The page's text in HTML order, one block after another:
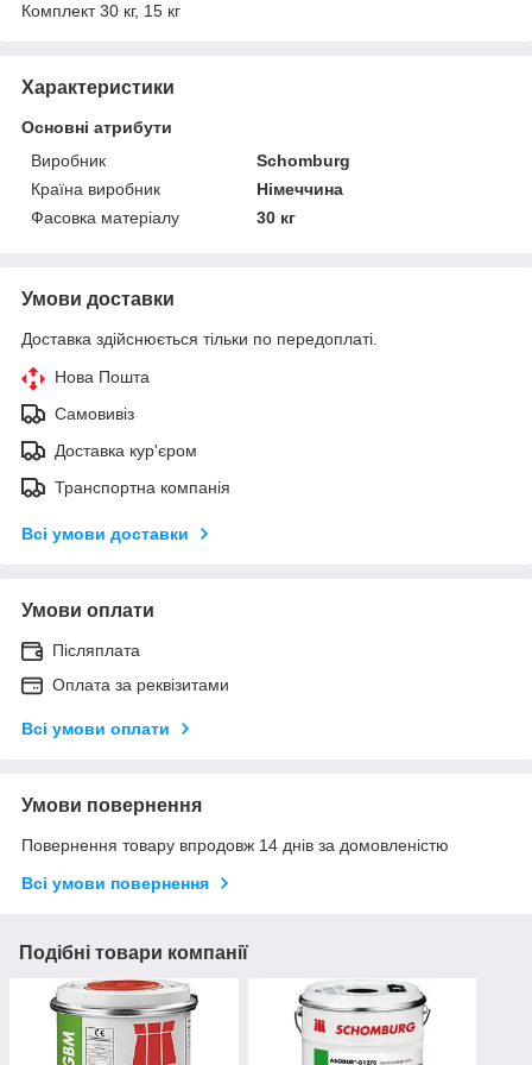
Комплект 30 кг, 15 кг
Характеристики
Основні атрибути
Виробник
Schomburg
Країна виробник
Німеччина
Фасовка матеріалу
30 кг
Умови доставки
Доставка здійснюється тільки по передоплаті.
Нова Пошта
Самовивіз
Доставка кур'єром
Транспортна компанія
Всі умови доставки
Умови оплати
Післяплата
Оплата за реквізитами
Всі умови оплати
Умови повернення
Повернення товару впродовж 14 днів за домовленістю
Всі умови повернення
Подібні товари компанії